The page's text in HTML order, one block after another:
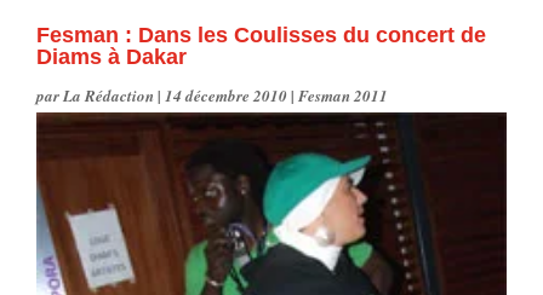
Fesman : Dans les Coulisses du concert de
Diams à Dakar
parLa Rédaction| 14 décembre 2010 | Fesman 2011